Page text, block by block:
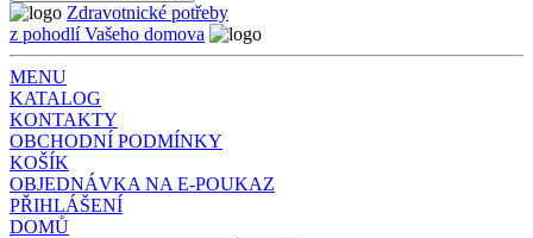
Zdravotnické potřeby
z pohodlí Vašeho domova
MENU
KATALOG
KONTAKTY
OBCHODNÍ PODMÍNKY
KOŠÍK
OBJEDNÁVKA NA E-POUKAZ
PŘIHLÁŠENÍ
DOMŮ